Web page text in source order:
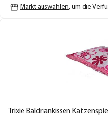
Markt auswählen, um die
Trixie Baldriankissen